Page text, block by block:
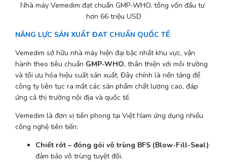
Nhà máy Vemedim đạt chuẩn GMP-WHO, tổng vốn đầu tư
hơn 66 triệu USD
NĂNG LỰC SẢN XUẤT ĐẠT CHUẨN QUỐC TẾ
Vemedim sở hữu nhà máy hiện đại bậc nhất khu vực, vận
hành theo tiêu chuẩn GMP-WHO, thân thiện với môi trường
và tối ưu hóa hiệu suất sản xuất. Đây chính là nền tảng để
công ty liên tục ra mắt các sản phẩm chất lượng cao, đáp
ứng cả thị trường nội địa và quốc tế.
Vemedim là đơn vị tiên phong tại Việt Nam ứng dụng nhiều
công nghệ tiên tiến:
Chiết rót – đóng gói vô trùng BFS (Blow-Fill-Seal):
đảm bảo vô trùng tuyệt đối.